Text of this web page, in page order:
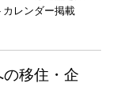
レンダー掲載
移住・企